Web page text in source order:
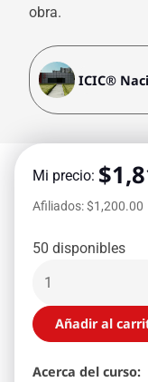
obra.
ICIC®
Mi precio: $
Afiliados: $1,200.00
50 disponibles
Añadir al
Acerca del curso: